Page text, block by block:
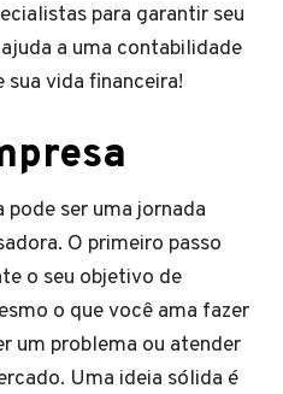
para garantir seu
a uma contabilidade
vida financeira!
pode ser uma jornada
O primeiro passo
o seu objetivo de
o que você ama fazer
um problema ou atender
Uma ideia sólida é